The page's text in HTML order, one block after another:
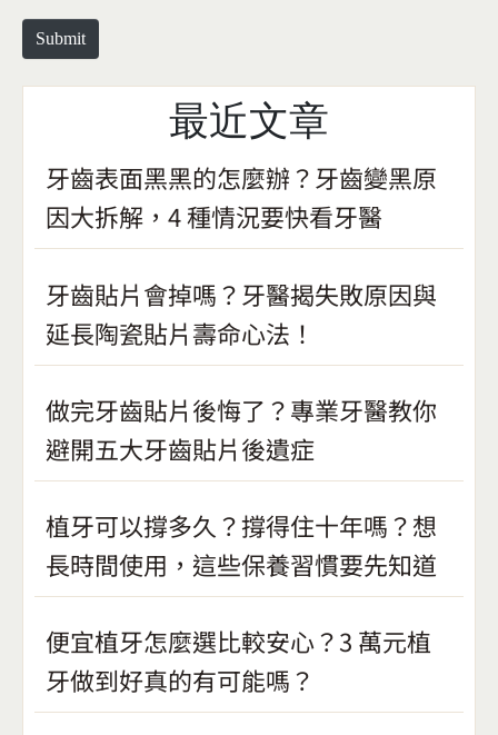
e
Submit
最近文章
牙齒表面黑黑的怎麼辦？牙齒變黑原
因大拆解，4 種情況要快看牙醫
牙齒貼片會掉嗎？牙醫揭失敗原因與
延長陶瓷貼片壽命心法！
做完牙齒貼片後悔了？專業牙醫教你
避開五大牙齒貼片後遺症
植牙可以撐多久？撐得住十年嗎？想
長時間使用，這些保養習慣要先知道
便宜植牙怎麼選比較安心？3 萬元植
牙做到好真的有可能嗎？